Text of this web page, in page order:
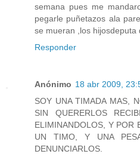
semana pues me
pegarle puñetazos ala
se mueran ,los hijosdeputa
Responder
Anónimo 18 abr 2009,
SOY UNA TIMADA MAS,
SIN QUERERLOS
ELIMINANDOLOS, Y POR
UN TIMO, Y UNA
DENUNCIARLOS.